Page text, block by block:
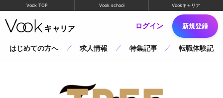
Vook TOP Vook school Vookキャリア
ログイン 新規登録
はじめての方へ 求人情報 特集記事 転職体験記